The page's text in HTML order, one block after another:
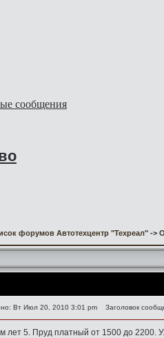
сообщения
форумов Автотехцентр "Техреал" ->
Вт Июл 20, 2010 3:01 pm Заголовок
лет 5. Пруд платный от 1500 до 2200.